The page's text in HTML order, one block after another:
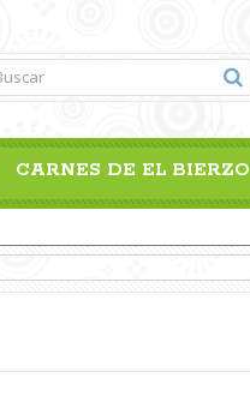
CARNES DE EL BIERZO